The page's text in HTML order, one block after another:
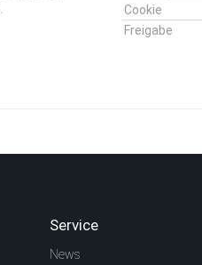
Cookie
Freigabe
Service
News